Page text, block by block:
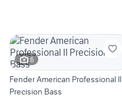
6
Fender American Professional II
Precision Bass